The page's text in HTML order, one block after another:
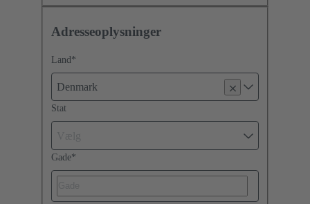
Adresseoplysninger
Land *
Denmark
Stat
Gade*